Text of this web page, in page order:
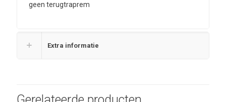
geen terugtraprem
Extra informatie